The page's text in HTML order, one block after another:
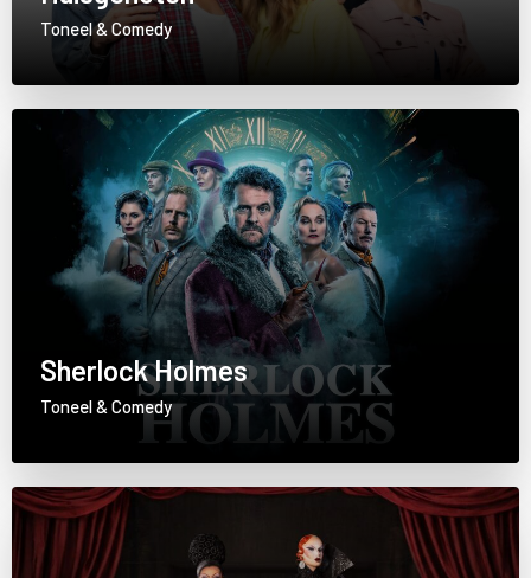
Toneel & Comedy
Sherlock Holmes
Toneel & Comedy